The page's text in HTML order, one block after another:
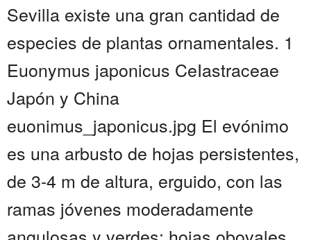
Sevilla existe una gran cantidad de
especies de plantas ornamentales. 1
Euonymus japonicus CeIastraceae
Japón y China
euonimus_japonicus.jpg El evónimo
es una arbusto de hojas persistentes,
de 3-4 m de altura, erguido, con las
ramas jóvenes moderadamente